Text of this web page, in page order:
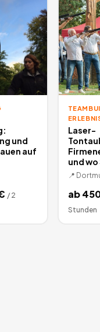
und
auf
/ 2
Laser-
und wo
📍
ab
Stunden